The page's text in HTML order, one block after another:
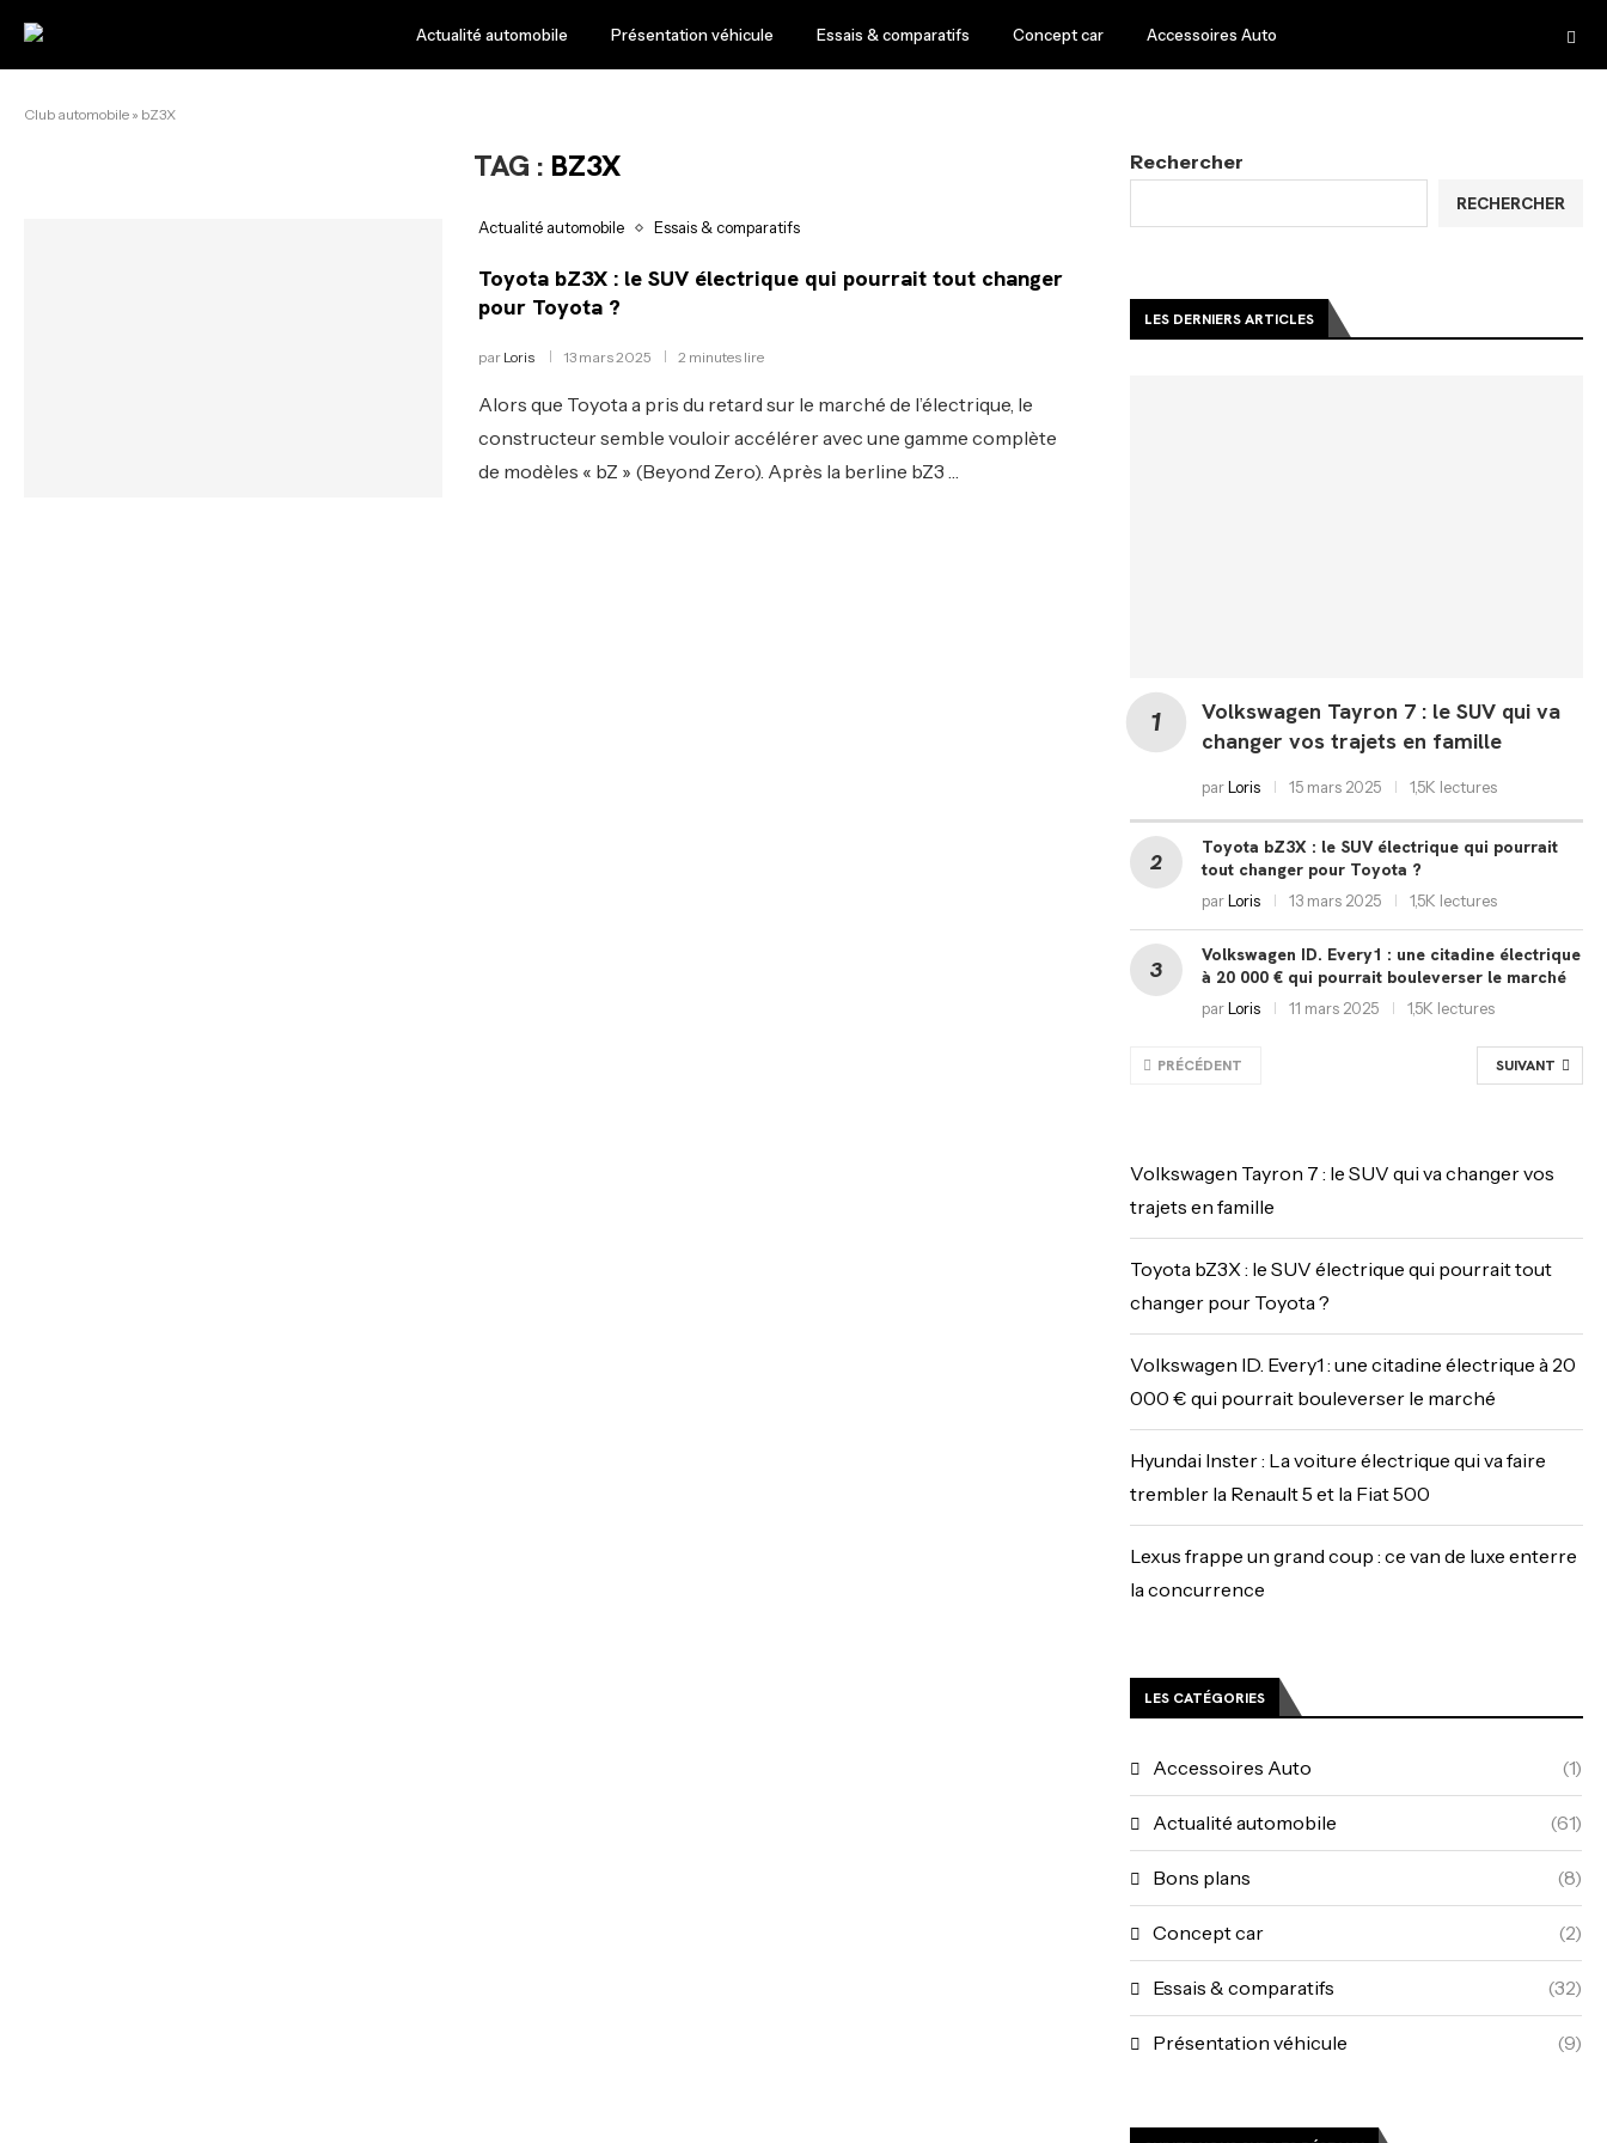
Actualité automobile Présentation véhicule Essais & comparatifs Concept car Accessoires Auto
Club automobile » bZ3X
TAG : BZ3X
Actualité automobile Essais & comparatifs
Toyota bZ3X : le SUV électrique qui pourrait tout changer
pour Toyota ?
par Loris 13 mars 2025 2 minutes lire
Alors que Toyota a pris du retard sur le marché de l’électrique, le
constructeur semble vouloir accélérer avec une gamme complète
de modèles « bZ » (Beyond Zero). Après la berline bZ3 …
Rechercher
RECHERCHER
LES DERNIERS ARTICLES
Volkswagen Tayron 7 : le SUV qui va
changer vos trajets en famille
parLoris 15 mars 2025 1,5K lectures
Toyota bZ3X : le SUV électrique qui pourrait
tout changer pour Toyota ?
parLoris 13 mars 2025 1,5K lectures
Volkswagen ID. Every1 : une citadine électrique
à 20 000 € qui pourrait bouleverser le marché
parLoris 11 mars 2025 1,5K lectures
PRÉCÉDENT SUIVANT
Volkswagen Tayron 7 : le SUV qui va changer vos
trajets en famille
Toyota bZ3X : le SUV électrique qui pourrait tout
changer pour Toyota ?
Volkswagen ID. Every1 : une citadine électrique à 20
000 € qui pourrait bouleverser le marché
Hyundai Inster : La voiture électrique qui va faire
trembler la Renault 5 et la Fiat 500
Lexus frappe un grand coup : ce van de luxe enterre
la concurrence
LES CATÉGORIES
Accessoires Auto (1)
Actualité automobile (61)
Bons plans (8)
Concept car (2)
Essais & comparatifs (32)
Présentation véhicule (9)